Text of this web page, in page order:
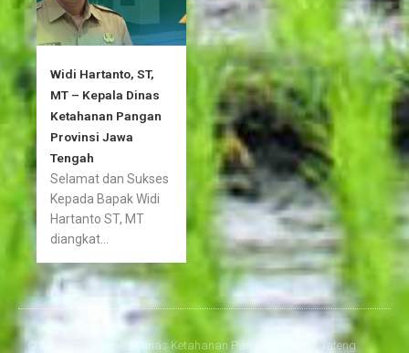
Widi Hartanto, ST,
MT – Kepala Dinas
Ketahanan Pangan
Provinsi Jawa
Tengah
Selamat dan Sukses
Kepada Bapak Widi
Hartanto ST, MT
diangkat...
© All rights reserved Dinas Ketahanan Pangan Provinsi Jateng